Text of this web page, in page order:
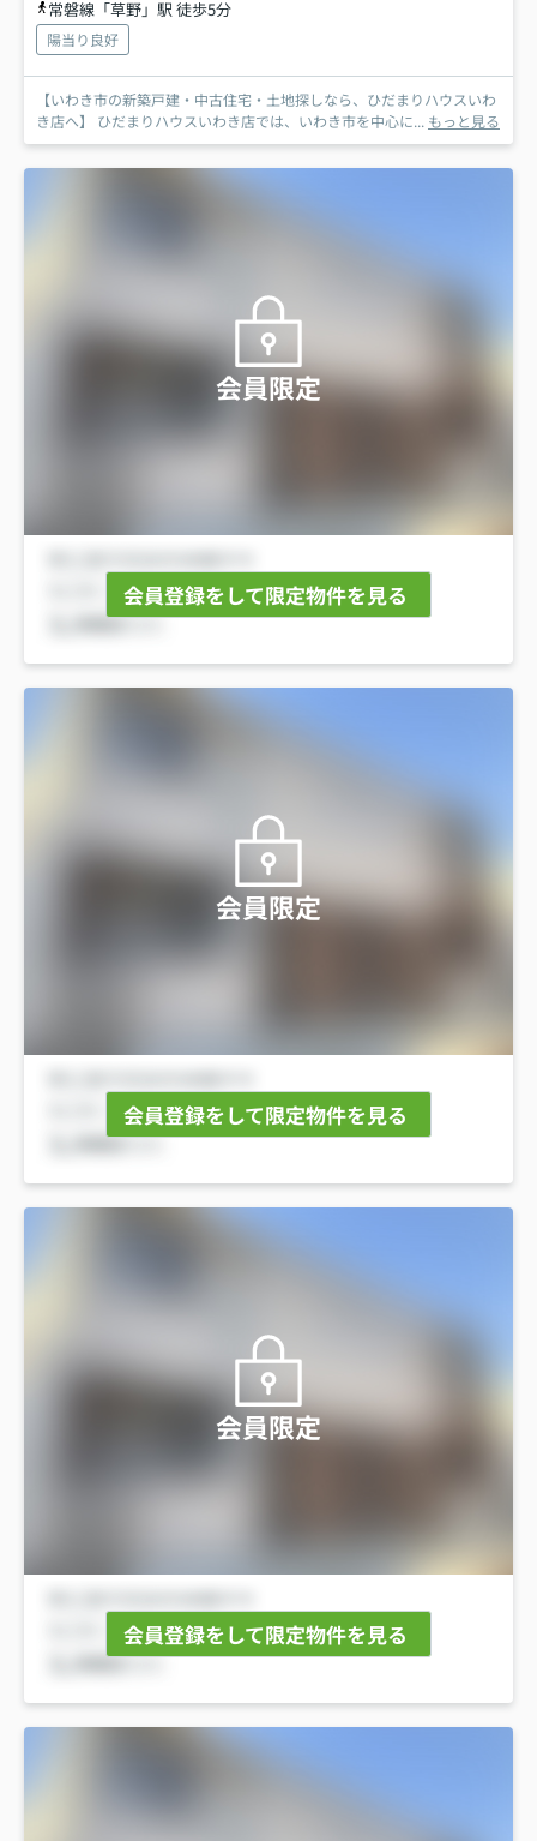
常磐線「草野」駅 徒歩5分
陽当り良好
【いわき市の新築戸建・中古住宅・土地探しなら、ひだまりハウスいわ
き店へ】 ひだまりハウスいわき店では、いわき市を中心に... もっと見る
会員限定
会員登録をして限定物件を見る
会員限定
会員登録をして限定物件を見る
会員限定
会員登録をして限定物件を見る